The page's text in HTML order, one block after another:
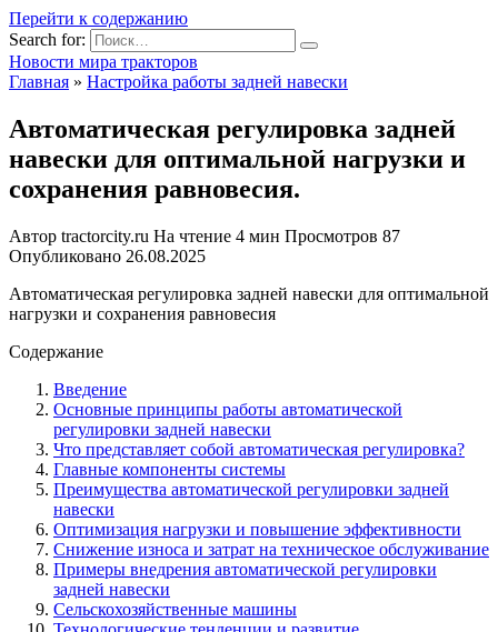
Перейти к содержанию
Search for:
Новости мира тракторов
Главная » Настройка работы задней навески
Автоматическая регулировка задней
навески для оптимальной нагрузки и
сохранения равновесия.
Автор tractorcity.ru На чтение 4 мин Просмотров 87
Опубликовано 26.08.2025
Автоматическая регулировка задней навески для оптимальной
нагрузки и сохранения равновесия
Содержание
Введение
Основные принципы работы автоматической
регулировки задней навески
Что представляет собой автоматическая регулировка?
Главные компоненты системы
Преимущества автоматической регулировки задней
навески
Оптимизация нагрузки и повышение эффективности
Снижение износа и затрат на техническое обслуживание
Примеры внедрения автоматической регулировки
задней навески
Сельскохозяйственные машины